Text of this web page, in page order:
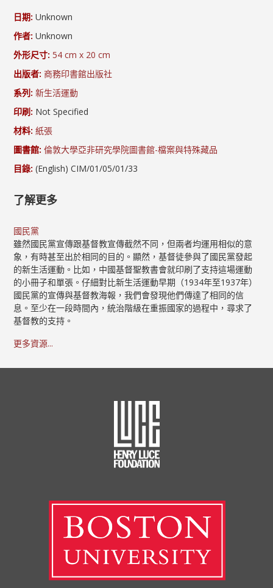
日期: Unknown
作者: Unknown
外形尺寸: 54 cm x 20 cm
出版者: 商務印書館出版社
系列: 新生活運動
印刷: Not Specified
材料: 紙張
圖書館: 倫敦大學亞非研究學院圖書館-檔案與特殊藏品
目錄: (English) CIM/01/05/01/33
了解更多
國民黨
雖然國民黨宣傳跟基督教宣傳截然不同，但兩者均運用相似的意
象，有時甚至出於相同的目的。顯然，基督徒參與了國民黨發起
的新生活運動。比如，中國基督聖教書會就印刷了支持這場運動
的小冊子和單張。仔細對比新生活運動早期（1934年至1937年）
國民黨的宣傳與基督教海報，我們會發現他們傳達了相同的信
息。至少在一段時間內，統治階級在重振國家的過程中，尋求了
基督教的支持。
更多資源...